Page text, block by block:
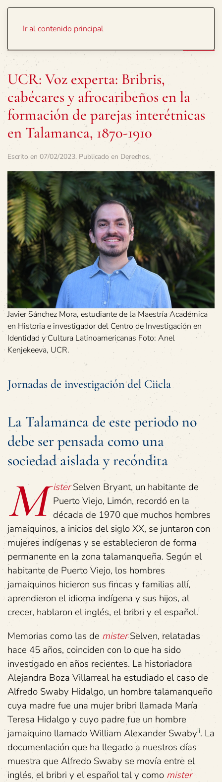
Ir al contenido principal
UCR: Voz experta: Bribris,
cabécares y afrocaribeños en la
formación de parejas interétnicas
en Talamanca, 1870-1910
Escrito en 07/02/2023. Publicado en Derechos.
Javier Sánchez Mora, estudiante de la Maestría Académica
en Historia e investigador del Centro de Investigación en
Identidad y Cultura Latinoamericanas Foto: Anel
Kenjekeeva, UCR.
Jornadas de investigación del Ciicla
La Talamanca de este periodo no
debe ser pensada como una
sociedad aislada y recóndita
M isterSelven Bryant, un habitante de
Puerto Viejo, Limón, recordó en la
década de 1970 que muchos hombres
jamaiquinos, a inicios del siglo XX, se juntaron con
mujeres indígenas y se establecieron de forma
permanente en la zona talamanqueña. Según el
habitante de Puerto Viejo, los hombres
jamaiquinos hicieron sus fincas y familias allí,
aprendieron el idioma indígena y sus hijos, al
crecer, hablaron el inglés, el bribri y el español.i
Memorias como las de misterSelven, relatadas
hace 45 años, coinciden con lo que ha sido
investigado en años recientes. La historiadora
Alejandra Boza Villarreal ha estudiado el caso de
Alfredo Swaby Hidalgo, un hombre talamanqueño
cuya madre fue una mujer bribri llamada María
Teresa Hidalgo y cuyo padre fue un hombre
jamaiquino llamado William Alexander Swabyii. La
documentación que ha llegado a nuestros días
muestra que Alfredo Swaby se movía entre el
inglés, el bribri y el español tal y como mister